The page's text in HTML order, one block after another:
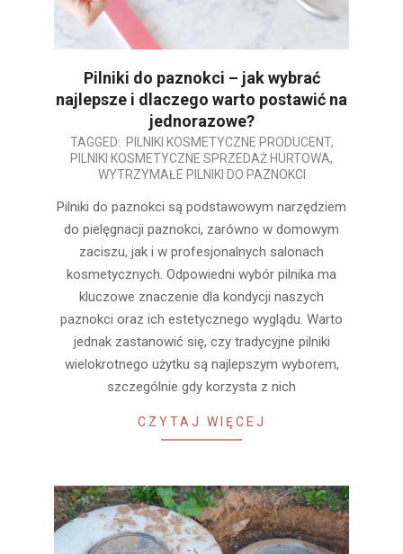
Pilniki do paznokci – jak wybrać
najlepsze i dlaczego warto postawić na
jednorazowe?
2025-
01-
TAGGED: PILNIKI KOSMETYCZNE PRODUCENT,
PILNIKI KOSMETYCZNE SPRZEDAŻ HURTOWA,
WYTRZYMAŁE PILNIKI DO PAZNOKCI
Pilniki do paznokci są podstawowym narzędziem
do pielęgnacji paznokci, zarówno w domowym
zaciszu, jak i w profesjonalnych salonach
kosmetycznych. Odpowiedni wybór pilnika ma
kluczowe znaczenie dla kondycji naszych
paznokci oraz ich estetycznego wyglądu. Warto
jednak zastanowić się, czy tradycyjne pilniki
wielokrotnego użytku są najlepszym wyborem,
szczególnie gdy korzysta z nich
CZYTAJ WIĘCEJ